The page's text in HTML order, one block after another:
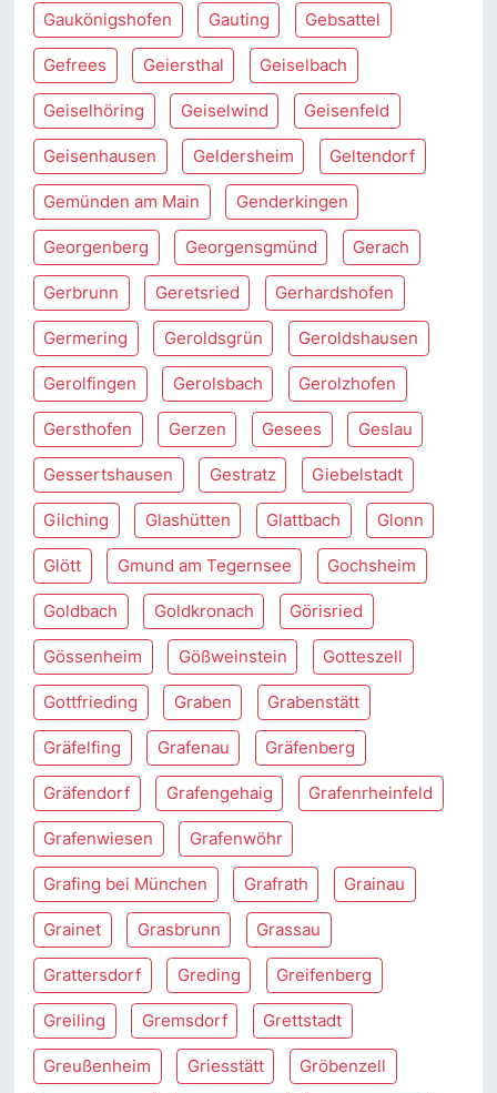
Gaukönigshofen Gauting Gebsattel
Gefrees Geiersthal Geiselbach
Geiselhöring Geiselwind Geisenfeld
Geisenhausen Geldersheim Geltendorf
Gemünden am Main Genderkingen
Georgenberg Georgensgmünd Gerach
Gerbrunn Geretsried Gerhardshofen
Germering Geroldsgrün Geroldshausen
Gerolfingen Gerolsbach Gerolzhofen
Gersthofen Gerzen Gesees Geslau
Gessertshausen Gestratz Giebelstadt
Gilching Glashütten Glattbach Glonn
Glött Gmund am Tegernsee Gochsheim
Goldbach Goldkronach Görisried
Gössenheim Gößweinstein Gotteszell
Gottfrieding Graben Grabenstätt
Gräfelfing Grafenau Gräfenberg
Gräfendorf Grafengehaig Grafenrheinfeld
Grafenwiesen Grafenwöhr
Grafing bei München Grafrath Grainau
Grainet Grasbrunn Grassau
Grattersdorf Greding Greifenberg
Greiling Gremsdorf Grettstadt
Greußenheim Griesstätt Gröbenzell